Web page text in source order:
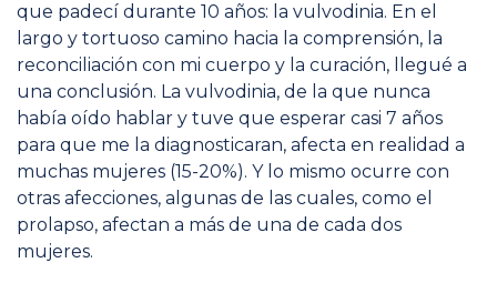
que padecí durante 10 años: la vulvodinia. En el
largo y tortuoso camino hacia la comprensión, la
reconciliación con mi cuerpo y la curación, llegué a
una conclusión. La vulvodinia, de la que nunca
había oído hablar y tuve que esperar casi 7 años
para que me la diagnosticaran, afecta en realidad a
muchas mujeres (15-20%). Y lo mismo ocurre con
otras afecciones, algunas de las cuales, como el
prolapso, afectan a más de una de cada dos
mujeres.